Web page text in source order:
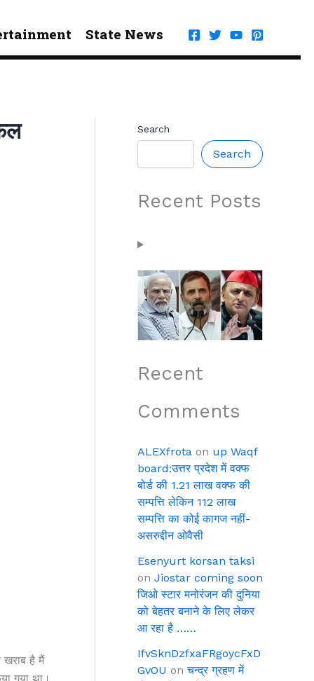
State News
खराब है मैं
Search
Search
Recent Posts
Recent
Comments
ALEXfrota on up Waqf
board:उत्तर प्रदेश में वक्फ
बोर्ड की 1.21 लाख वक्फ की
सम्पत्ति लेकिन 112 लाख
सम्पत्ति का कोई कागज नहीं-
असरुद्दीन ओवैसी
Esenyurt korsan taksi
on Jiostar coming soon
जिओ स्टार मनोरंजन की दुनिया
को बेहतर बनाने के लिए लेकर
आ रहा है ……
IfvSknDzfxaFRgoycFxD
GvOU onचन्द्र ग्रहण में